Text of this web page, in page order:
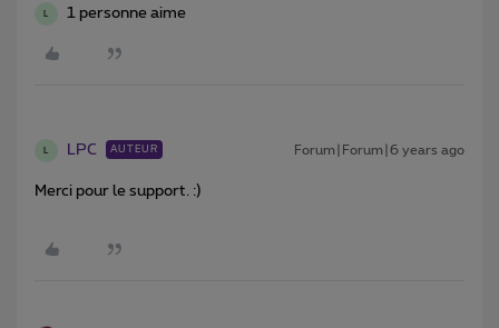
L 1 personne aime
L LPC AUTEUR Forum|Forum|6 years ago
Merci pour le support. :)